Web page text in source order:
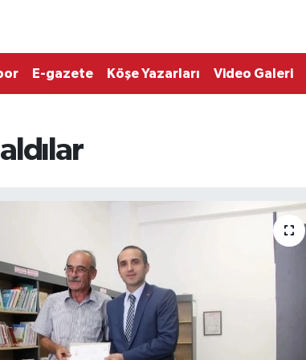
E-gazete Köşe Yazarları Video Galeri